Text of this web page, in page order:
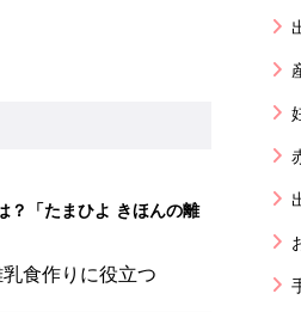
？「たまひよ きほんの離
食作りに役立つ